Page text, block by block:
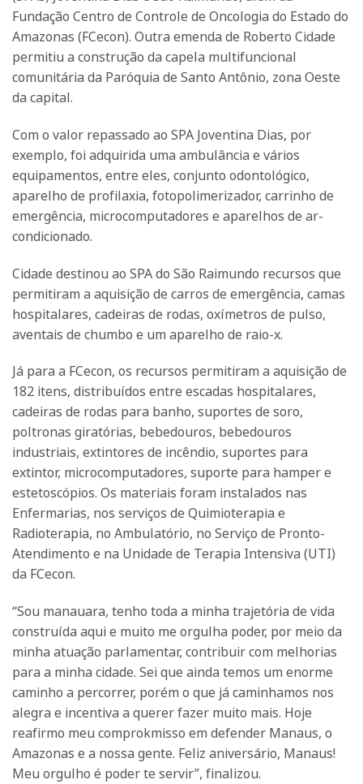
Fundação Centro de Controle de Oncologia do Estado do
Amazonas (FCecon). Outra emenda de Roberto Cidade
permitiu a construção da capela multifuncional
comunitária da Paróquia de Santo Antônio, zona Oeste
da capital.
Com o valor repassado ao SPA Joventina Dias, por
exemplo, foi adquirida uma ambulância e vários
equipamentos, entre eles, conjunto odontológico,
aparelho de profilaxia, fotopolimerizador, carrinho de
emergência, microcomputadores e aparelhos de ar-
condicionado.
Cidade destinou ao SPA do São Raimundo recursos que
permitiram a aquisição de carros de emergência, camas
hospitalares, cadeiras de rodas, oxímetros de pulso,
aventais de chumbo e um aparelho de raio-x.
Já para a FCecon, os recursos permitiram a aquisição de
182 itens, distribuídos entre escadas hospitalares,
cadeiras de rodas para banho, suportes de soro,
poltronas giratórias, bebedouros, bebedouros
industriais, extintores de incêndio, suportes para
extintor, microcomputadores, suporte para hamper e
estetoscópios. Os materiais foram instalados nas
Enfermarias, nos serviços de Quimioterapia e
Radioterapia, no Ambulatório, no Serviço de Pronto-
Atendimento e na Unidade de Terapia Intensiva (UTI)
da FCecon.
“Sou manauara, tenho toda a minha trajetória de vida
construída aqui e muito me orgulha poder, por meio da
minha atuação parlamentar, contribuir com melhorias
para a minha cidade. Sei que ainda temos um enorme
caminho a percorrer, porém o que já caminhamos nos
alegra e incentiva a querer fazer muito mais. Hoje
reafirmo meu comprokmisso em defender Manaus, o
Amazonas e a nossa gente. Feliz aniversário, Manaus!
Meu orgulho é poder te servir”, finalizou.